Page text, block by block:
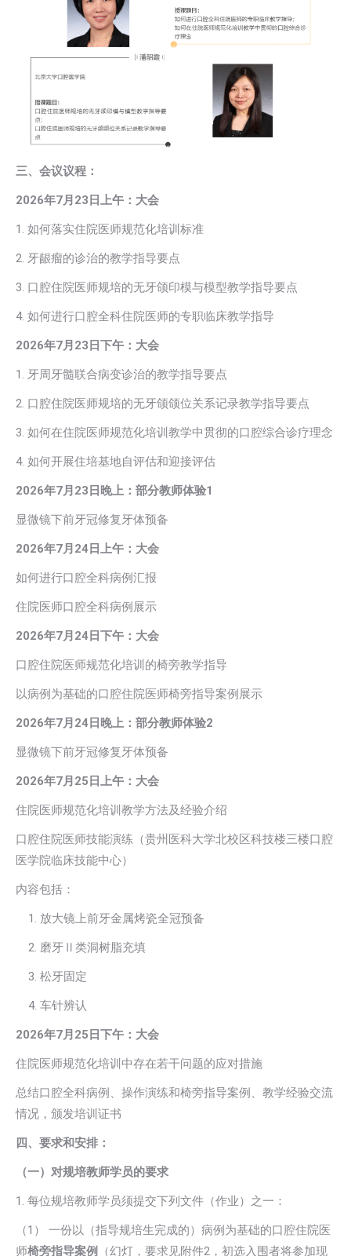
三、会议议程：
2026年7月23日上午：大会
1. 如何落实住院医师规范化培训标准
2. 牙龈瘤的诊治的教学指导要点
3. 口腔住院医师规培的无牙颌印模与模型教学指导要点
4. 如何进行口腔全科住院医师的专职临床教学指导
2026年7月23日下午：大会
1. 牙周牙髓联合病变诊治的教学指导要点
2. 口腔住院医师规培的无牙颌颌位关系记录教学指导要点
3. 如何在住院医师规范化培训教学中贯彻的口腔综合诊疗理念
4. 如何开展住培基地自评估和迎接评估
2026年7月23日晚上：部分教师体验1
显微镜下前牙冠修复牙体预备
2026年7月24日上午：大会
如何进行口腔全科病例汇报
住院医师口腔全科病例展示
2026年7月24日下午：大会
口腔住院医师规范化培训的椅旁教学指导
以病例为基础的口腔住院医师椅旁指导案例展示
2026年7月24日晚上：部分教师体验2
显微镜下前牙冠修复牙体预备
2026年7月25日上午：大会
住院医师规范化培训教学方法及经验介绍
口腔住院医师技能演练（贵州医科大学北校区科技楼三楼口腔
医学院临床技能中心）
内容包括：
1. 放大镜上前牙金属烤瓷全冠预备
2. 磨牙Ⅱ类洞树脂充填
3. 松牙固定
4. 车针辨认
2026年7月25日下午：大会
住院医师规范化培训中存在若干问题的应对措施
总结口腔全科病例、操作演练和椅旁指导案例、教学经验交流
情况，颁发培训证书
四、 要求和安排：
（一）对规培教师学员的要求
1. 每位规培教师学员须提交下列文件（作业）之一：
（1） 一份以（指导规培生完成的）病例为基础的口腔住院医
师椅旁指导案例 （幻灯，要求见附件2，初选入围者将参加现